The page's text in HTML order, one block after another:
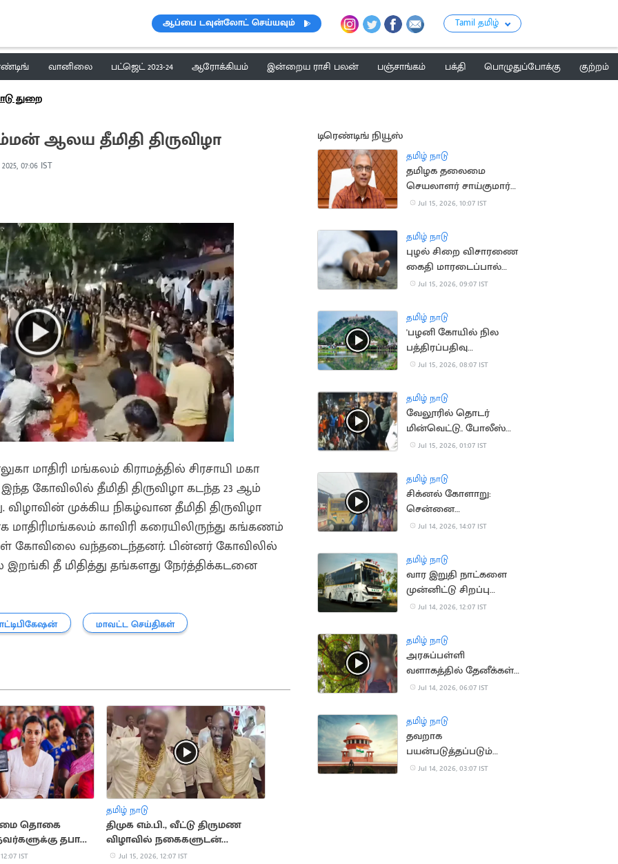
ஆப்பை டவுன்லோட் செய்யவும் Tamil தமிழ்
வானிலை பட்ஜெட் 2023-24 ஆரோக்கியம் இன்றைய ராசி பலன் பஞ்சாங்கம் பக்தி பொழுதுப்போக்கு
குற்றம்
துறை
ஆலய தீமிதி திருவிழா
07:06 IST
மாதிரி மங்கலம் கிராமத்தில் சிரசாயி மகா
கோவிலில் தீமிதி திருவிழா கடந்த 23 ஆம்
முக்கிய நிகழ்வான தீமிதி திருவிழா
காவிரி கரையிலிருந்து கங்கணம்
கோவிலை வந்தடைந்தனர். பின்னர் கோவிலில்
இறங்கி தீ மிதித்து தங்களது நேர்த்திக்கடனை
மாவட்ட செய்திகள்
தொகை
தபால்
IST
தமிழ் நாடு
திமுக எம்.பி., வீட்டு திருமண
விழாவில் நகைகளுடன்
நடனமாடிய நிர்வாகி
Jul 15, 2026, 12:07 IST
டிரெண்டிங் நியூஸ்
தமிழ் நாடு
தமிழக தலைமை
செயலாளர் சாய்குமார்
பதவிக்காலம் 6
Jul 15, 2026, 10:07 IST
தமிழ் நாடு
புழல் சிறை விசாரணை
கைதி மாரடைப்பால்
திடீர் உயிரிழப்பு
Jul 15, 2026, 09:07 IST
தமிழ் நாடு
'பழனி கோயில் நில
பத்திரப்பதிவு
செல்லாது'.. நீதிமன்றம்
Jul 15, 2026, 08:07 IST
தமிழ் நாடு
வேலூரில் தொடர்
மின்வெட்டு.. போலீஸ்
பேச்சால் சர்ச்சை
Jul 15, 2026, 01:07 IST
தமிழ் நாடு
சிக்னல் கோளாறு:
சென்னை
கடற்கரையில் புறநகர்
Jul 14, 2026, 14:07 IST
தமிழ் நாடு
வார இறுதி நாட்களை
முன்னிட்டு சிறப்பு
பேருந்துகள் இயக்கம்
Jul 14, 2026, 12:07 IST
தமிழ் நாடு
அரசுப்பள்ளி
வளாகத்தில் தேனீக்கள்
கொட்டி 50
Jul 14, 2026, 06:07 IST
தமிழ் நாடு
தவறாக
பயன்படுத்தப்படும்
போக்சோ.. உச்ச
Jul 14, 2026, 03:07 IST